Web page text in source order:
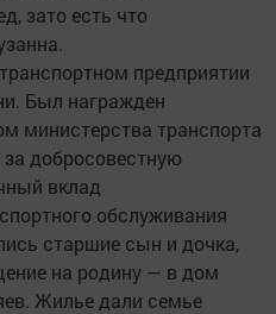
зато есть что
предприятии
Был награжден
министерства транспорта
добросовестную
вклад
обслуживания
старшие сын и дочка,
на родину — в дом
Жилье дали семье